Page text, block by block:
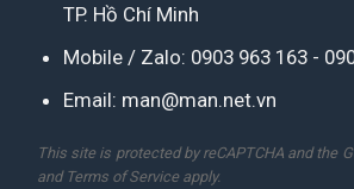
TP. Hồ Chí Minh
Mobile / Zalo: 0903 963 163-
Email: man@man.net.vn
This site is protected by reCAPTCHA and the
and Terms of Serviceapply.